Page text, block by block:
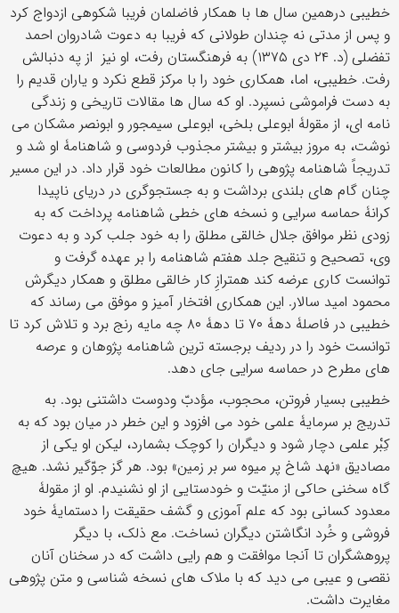
خطیبی درهمین سال ها با همکار فاضلمان فریبا شکوهی ازدواج کرد
و پس از مدتی نه چندان طولانی که فریبا به دعوت شادروان احمد
تفضلی (د. ۲۴ دی ۱۳۷۵) به فرهنگستان رفت، او نیز از په دنبالش
رفت. خطیبی، اما، همکاری خود را با مرکز قطع نکرد و یاران قدیم را
به دست فراموشی نسپرد. او که سال ها مقالات تاریخی و زندگی
نامه ای، از مقولۀ ابوعلی بلخی، ابوعلی سیمجور و ابونصر مشکان می
نوشت، به مروز بیشتر و بیشتر مجذوب فردوسی و شاهنامۀ او شد و
تدریجاً شاهنامه پژوهی را کانون مطالعات خود قرار داد. در این مسیر
چنان گام های بلندی برداشت و به جستجوگری در دریای ناپیدا
کرانۀ حماسه سرایی و نسخه های خطی شاهنامه پرداخت که به
زودی نظر موافق جلال خالقی مطلق را به خود جلب کرد و به دعوت
وی، تصحیح و تنقیح جلد هفتم شاهنامه را بر عهده گرفت و
توانست کاری عرضه کند همترازِ کار خالقی مطلق و همکار دیگرش
محمود امید سالار. این همکاری افتخار آمیز و موفق می رساند که
خطیبی در فاصلۀ دهۀ ۷۰ تا دهۀ ۸۰ چه مایه رنج برد و تلاش کرد تا
توانست خود را در ردیف برجسته ترین شاهنامه پژوهان و عرصه
های مطرح در حماسه سرایی جای دهد.
خطیبی بسیار فروتن، محجوب، مؤدبّ ودوست داشتنی بود. به
تدریج بر سرمایۀ علمی خود می افزود و این خطر در میان بود که به
کِبْر علمی دچار شود و دیگران را کوچک بشمارد، لیکن او یکی از
مصادیق «نهد شاخ پر میوه سر بر زمین» بود. هر گز جوّگیر نشد. هیچ
گاه سخنی حاکی از منیّت و خودستایی از او نشنیدم. او از مقولۀ
معدود کسانی بود که علم آموزی و گشف حقیقت را دستمایۀ خود
فروشی و خُرد انگاشتن دیگران نساخت. مع ذلک، با دیگر
پروهشگران تا آنجا موافقت و هم رایی داشت که در سخنان آنان
نقصی و عیبی می دید که با ملاک های نسخه شناسی و متن پژوهی
مغایرت داشت.